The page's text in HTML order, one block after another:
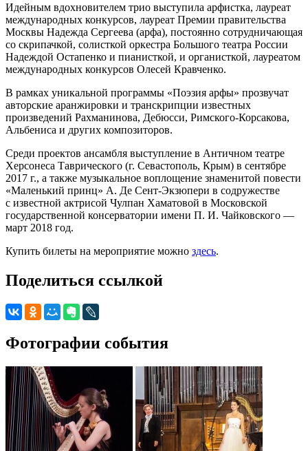
Идейным вдохновителем трио выступила арфистка, лауреат
международных конкурсов, лауреат Премии правительства
Москвы Надежда Сергеева (арфа), постоянно сотрудничающая
со скрипачкой, солисткой оркестра Большого театра России
Надеждой Остапенко и пианисткой, и органисткой, лауреатом
международных конкурсов Олесей Кравченко.
В рамках уникальной программы «Поэзия арфы» прозвучат
авторские аранжировки и транскрипции известных
произведений Рахманинова, Дебюсси, Римского-Корсакова,
Альбениса и других композиторов.
Среди проектов ансамбля выступление в Античном театре
Херсонеса Таврического (г. Севастополь, Крым) в сентябре
2017 г., а также музыкальное воплощение знаменитой повести
«Маленький принц» А. Де Сент-Экзюпери в содружестве
с известной актрисой Чулпан Хаматовой в Московской
государственной консерватории имени П. И. Чайковского —
март 2018 год.
Купить билеты на мероприятие можно здесь.
Поделиться ссылкой
Фотографии события